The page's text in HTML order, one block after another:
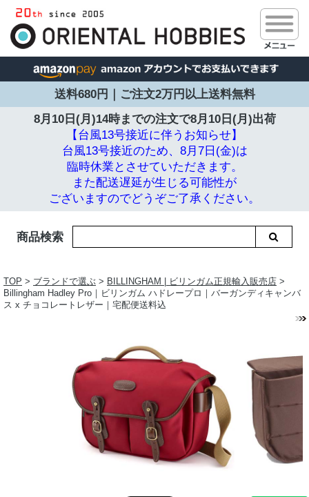
送料680円｜ご注文2万円以上送料無料
8月10日(月)14時までの注文で8月10日(月)出荷
【台風13号接近に伴うお知らせ】
台風13号接近のため、8月7日(金)は
臨時休業とさせていただきます。
また配送遅延が生じる可能性が
ございますのでどうぞご了承ください。
商品検索
TOP > ブランドで選ぶ > BILLINGHAM | ビリンガム正規輸入販売店 >
Billingham Hadley Pro｜ビリンガム ハドレープロ｜バーガンディキャンバ
ス x チョコレートレザー｜宅配便送料込